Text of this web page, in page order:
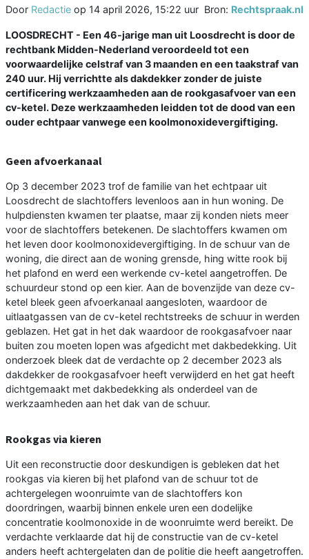
Door Redactie op 14 april 2026, 15:22 uur Bron: Rechtspraak.nl
LOOSDRECHT - Een 46-jarige man uit Loosdrecht is door de
rechtbank Midden-Nederland veroordeeld tot een
voorwaardelijke celstraf van 3 maanden en een taakstraf van
240 uur. Hij verrichtte als dakdekker zonder de juiste
certificering werkzaamheden aan de rookgasafvoer van een
cv-ketel. Deze werkzaamheden leidden tot de dood van een
ouder echtpaar vanwege een koolmonoxidevergiftiging.
Geen afvoerkanaal
Op 3 december 2023 trof de familie van het echtpaar uit
Loosdrecht de slachtoffers levenloos aan in hun woning. De
hulpdiensten kwamen ter plaatse, maar zij konden niets meer
voor de slachtoffers betekenen. De slachtoffers kwamen om
het leven door koolmonoxidevergiftiging. In de schuur van de
woning, die direct aan de woning grensde, hing witte rook bij
het plafond en werd een werkende cv-ketel aangetroffen. De
schuurdeur stond op een kier. Aan de bovenzijde van deze cv-
ketel bleek geen afvoerkanaal aangesloten, waardoor de
uitlaatgassen van de cv-ketel rechtstreeks de schuur in werden
geblazen. Het gat in het dak waardoor de rookgasafvoer naar
buiten zou moeten lopen was afgedicht met dakbedekking. Uit
onderzoek bleek dat de verdachte op 2 december 2023 als
dakdekker de rookgasafvoer heeft verwijderd en het gat heeft
dichtgemaakt met dakbedekking als onderdeel van de
werkzaamheden aan het dak van de schuur.
Rookgas via kieren
Uit een reconstructie door deskundigen is gebleken dat het
rookgas via kieren bij het plafond van de schuur tot de
achtergelegen woonruimte van de slachtoffers kon
doordringen, waarbij binnen enkele uren een dodelijke
concentratie koolmonoxide in de woonruimte werd bereikt. De
verdachte verklaarde dat hij de constructie van de cv-ketel
anders heeft achtergelaten dan de politie die heeft aangetroffen.